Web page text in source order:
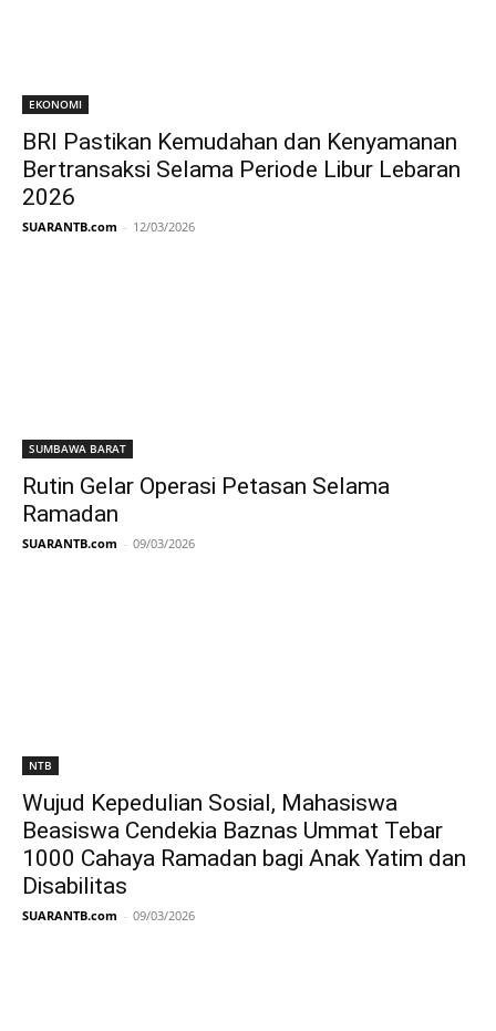
EKONOMI
BRI Pastikan Kemudahan dan Kenyamanan
Bertransaksi Selama Periode Libur Lebaran
2026
SUARANTB.com - 12/03/2026
SUMBAWA BARAT
Rutin Gelar Operasi Petasan Selama
Ramadan
SUARANTB.com - 09/03/2026
NTB
Wujud Kepedulian Sosial, Mahasiswa
Beasiswa Cendekia Baznas Ummat Tebar
1000 Cahaya Ramadan bagi Anak Yatim dan
Disabilitas
SUARANTB.com - 09/03/2026